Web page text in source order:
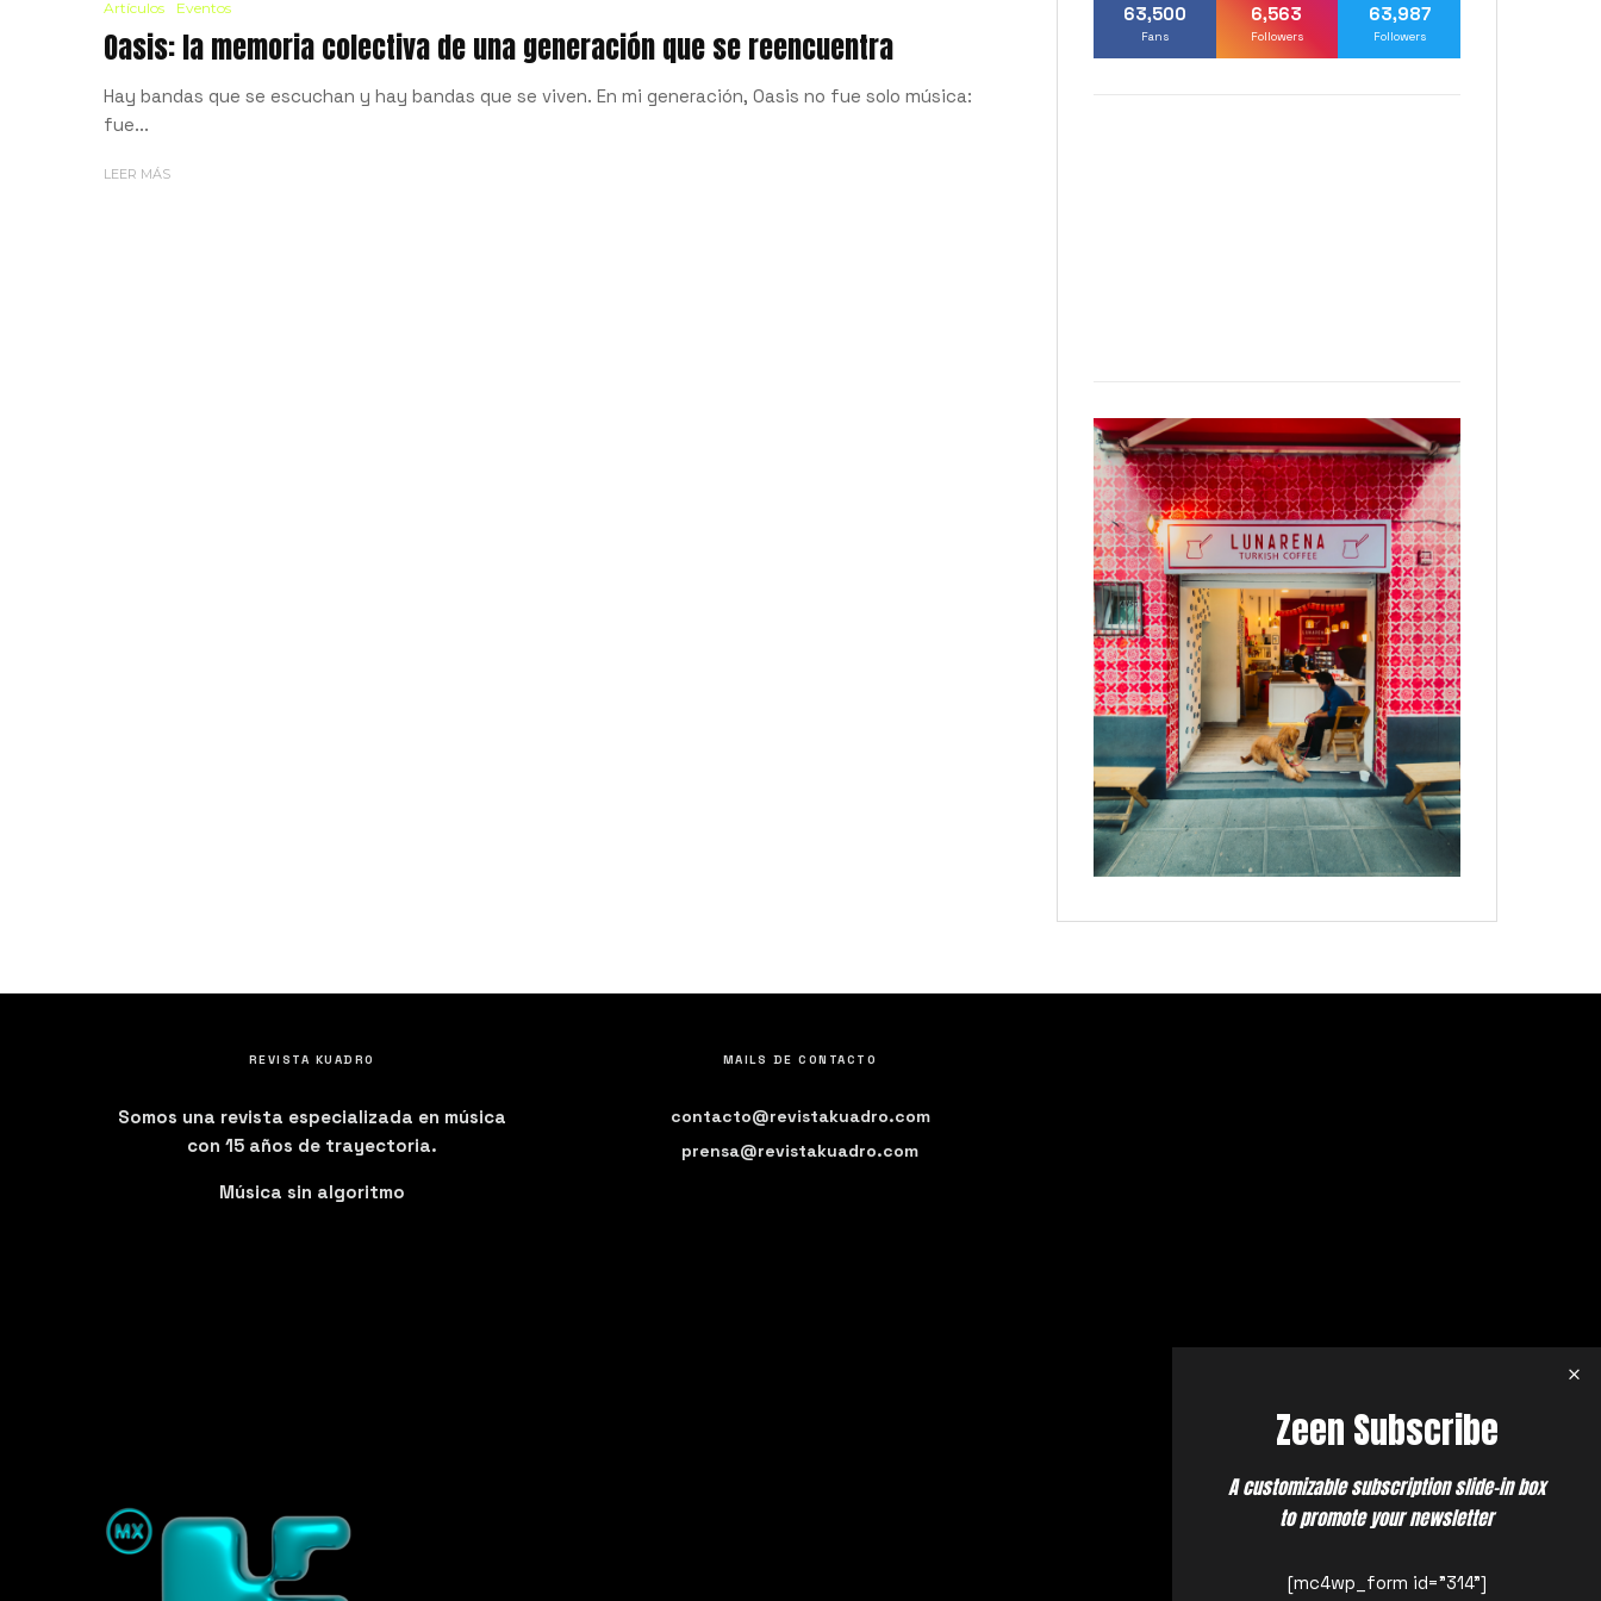
Artículos Eventos
Oasis: la memoria colectiva de una generación que se reencuentra
Hay bandas que se escuchan y hay bandas que se viven. En mi generación, Oasis no fue solo música:
fue...
LEER MÁS
63,500
Fans
6,563
Followers
63,987
Followers
REVISTA KUADRO
Somos una revista especializada en música
con 15 años de trayectoria.
Música sin algoritmo
MAILS DE CONTACTO
contacto@revistakuadro.com
prensa@revistakuadro.com
Zeen Subscribe
A customizable subscription slide-in box
to promote your newsletter
[mc4wp_form id="314"]